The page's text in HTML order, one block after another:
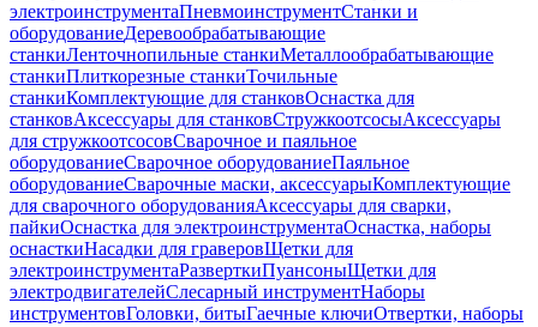
электроинструментаПневмоинструментСтанки и
оборудованиеДеревообрабатывающие
станкиЛенточнопильные станкиМеталлообрабатывающие
станкиПлиткорезные станкиТочильные
станкиКомплектующие для станковОснастка для
станковАксессуары для станковСтружкоотсосыАксессуары
для стружкоотсосовСварочное и паяльное
оборудованиеСварочное оборудованиеПаяльное
оборудованиеСварочные маски, аксессуарыКомплектующие
для сварочного оборудованияАксессуары для сварки,
пайкиОснастка для электроинструментаОснастка, наборы
оснасткиНасадки для граверовЩетки для
электроинструментаРазверткиПуансоныЩетки для
электродвигателейСлесарный инструментНаборы
инструментовГоловки, битыГаечные ключиОтвертки, наборы